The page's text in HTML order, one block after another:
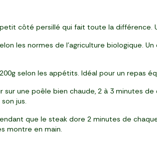
côté persillé qui fait toute la
les normes de l’agriculture biologique.
selon les appétits. Idéal pour un repas
une poêle bien chaude, 2 à 3 minutes
jus.
que le steak dore 2 minutes de
montre en main.